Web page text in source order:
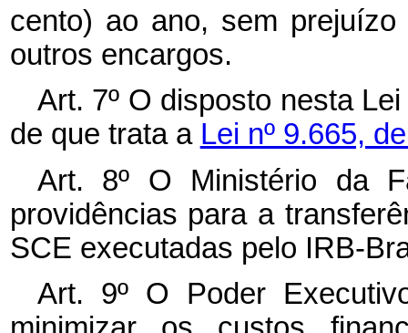
cento) ao ano, sem
outros encargos.
Art. 7º O disposto nesta
de que trata a Lei nº 9.665,
Art. 8º O Ministério da
providências para a
SCE executadas pelo IRB-
Art. 9º O Poder